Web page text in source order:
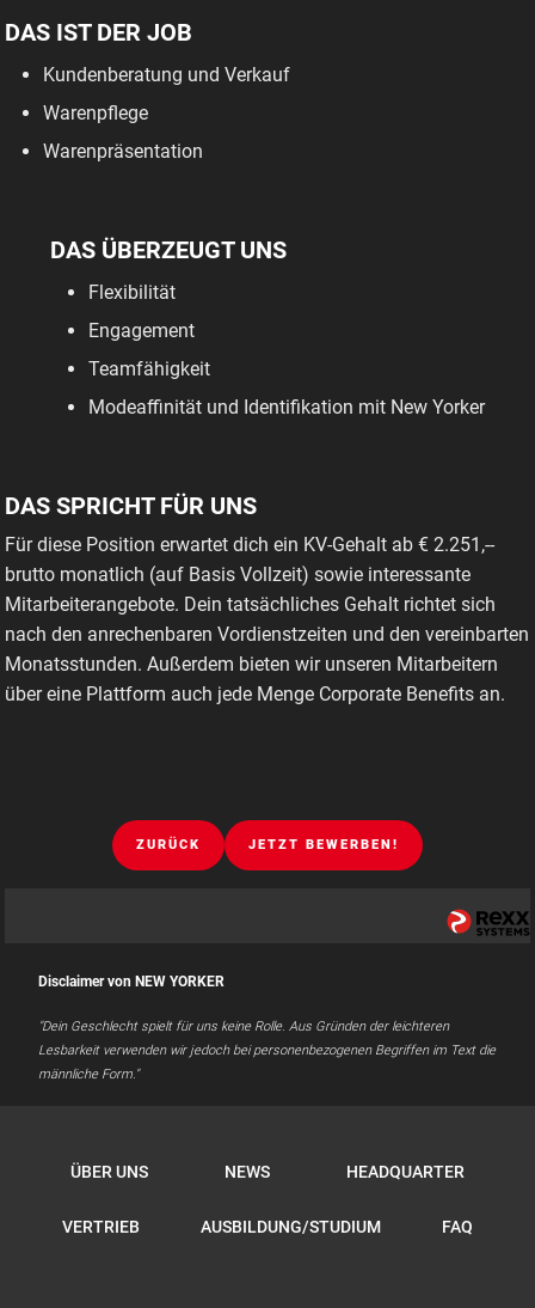
DAS IST DER JOB
Kundenberatung und Verkauf
Warenpflege
Warenpräsentation
DAS ÜBERZEUGT UNS
Flexibilität
Engagement
Teamfähigkeit
Modeaffinität und Identifikation mit New Yorker
DAS SPRICHT FÜR UNS
Für diese Position erwartet dich ein KV-Gehalt ab € 2.251,--
brutto monatlich (auf Basis Vollzeit) sowie interessante
Mitarbeiterangebote. Dein tatsächliches Gehalt richtet sich
nach den anrechenbaren Vordienstzeiten und den vereinbarten
Monatsstunden. Außerdem bieten wir unseren Mitarbeitern
über eine Plattform auch jede Menge Corporate Benefits an.
ZURÜCK JETZT BEWERBEN!
Disclaimer von NEW YORKER
"Dein Geschlecht spielt für uns keine Rolle. Aus Gründen der leichteren
Lesbarkeit verwenden wir jedoch bei personenbezogenen Begriffen im Text die
männliche Form."
ÜBER UNS NEWS HEADQUARTER
VERTRIEB AUSBILDUNG/STUDIUM FAQ